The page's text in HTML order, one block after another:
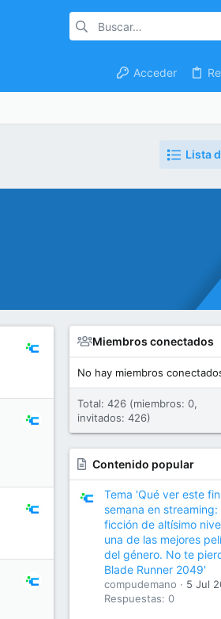
Acceder
Lista
Miembros conectados
No hay miembros
Total: 426 (miembros: 0,
invitados: 426)
Contenido popular
Tema 'Qué ver este
semana en streaming:
ficción de altísimo
una de las mejores
del género. No te
Blade Runner 2049'
compudemano
5 Jul
Respuestas: 0